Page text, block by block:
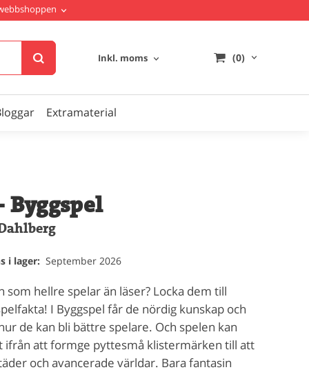
Inkl. moms (0)
Extramaterial
Byggspel
i lager: September 2026
som hellre spelar än läser? Locka dem till
I Byggspel får de nördig kunskap och
de kan bli bättre spelare. Och spelen kan
ifrån att formge pyttesmå klistermärken till att
och avancerade världar. Bara fantasin